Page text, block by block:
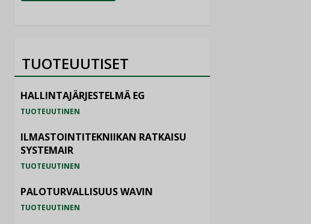
TUOTEUUTISET
HALLINTAJÄRJESTELMÄ EG
TUOTEUUTINEN
ILMASTOINTITEKNIIKAN RATKAISU
SYSTEMAIR
TUOTEUUTINEN
PALOTURVALLISUUS WAVIN
TUOTEUUTINEN